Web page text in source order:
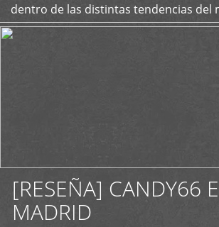
dentro de las distintas tendencias del
[RESEÑA] CANDY66
MADRID